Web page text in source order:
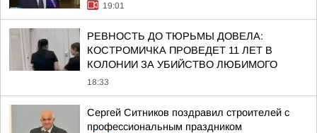
19:01
РЕВНОСТЬ ДО ТЮРЬМЫ ДОВЕЛА:
КОСТРОМИЧКА ПРОВЕДЕТ 11 ЛЕТ В
КОЛОНИИ ЗА УБИЙСТВО ЛЮБИМОГО
18:33
Сергей Ситников поздравил строителей с
профессиональным праздником